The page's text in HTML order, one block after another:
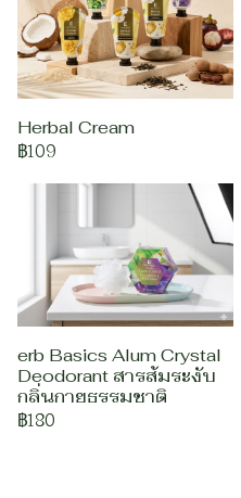
Herbal Cream
฿109
erb Basics Alum Crystal
Deodorant สารส้มระงับ
กลิ่นกายธรรมชาติ
฿180